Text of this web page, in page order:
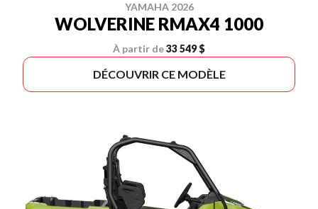
YAMAHA 2026
WOLVERINE RMAX4 1000
À partir de33 549 $
DÉCOUVRIR CE MODÈLE